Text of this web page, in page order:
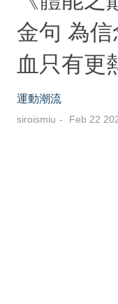
金句 為
血只有更
運動潮流
siroismiu Feb 22